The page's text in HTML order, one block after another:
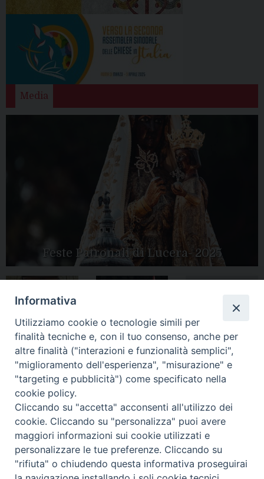
Media
Feste Patronali di Lucera- 2025
Apertura Anno
Mariae in Diocesi
Tutte le gallery
CONTATTI:
LUCERA: Piazza Duomo, 13 - 71036 Lucera (FG) − tel.
0881/520882 - e-mail: info@diocesiluceratroia.it
Segreteria del
Vescovo: tel/fax 0881/522244 - e-mail:
vescovo@diocesiluceratroia.it
TROIA: Piazza Episcopio - 71029 Troia (FG) − tel. 0881/977051
Informativa
Utilizziamo cookie o tecnologie simili per
finalità tecniche e, con il tuo consenso, anche per
altre finalità ("interazioni e funzionalità semplici",
"miglioramento dell'esperienza", "misurazione" e
"targeting e pubblicità") come specificato nella
cookie policy.
Cliccando su "accetta" acconsenti all'utilizzo dei
cookie. Cliccando su "personalizza" puoi avere
maggiori informazioni sui cookie utilizzati e
personalizzare le tue preferenze. Cliccando su
"rifiuta" o chiudendo questa informativa proseguirai